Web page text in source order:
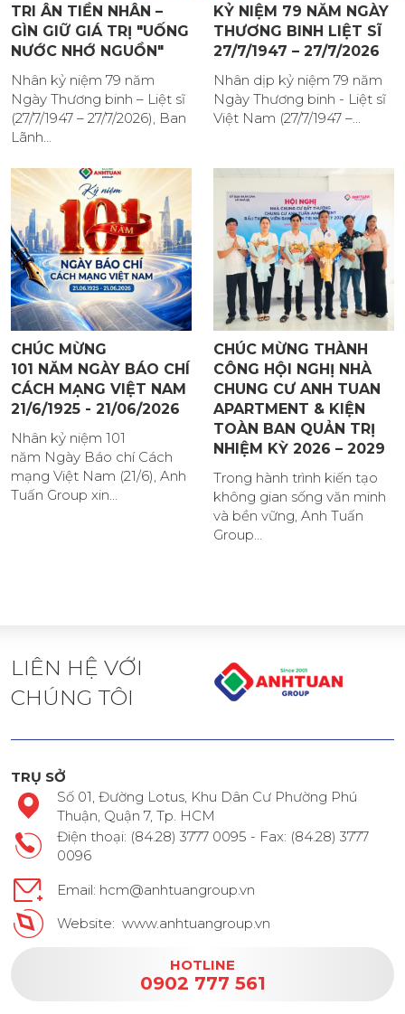
TRI ÂN TIỀN NHÂN –
GÌN GIỮ GIÁ TRỊ "UỐNG
NƯỚC NHỚ NGUỒN"
Nhân kỷ niệm 79 năm
Ngày Thương binh – Liệt sĩ
(27/7/1947 – 27/7/2026), Ban
Lãnh...
KỶ NIỆM 79 NĂM NGÀY
THƯƠNG BINH LIỆT SĨ
27/7/1947 – 27/7/2026
Nhân dịp kỷ niệm 79 năm
Ngày Thương binh - Liệt sĩ
Việt Nam (27/7/1947 –...
CHÚC MỪNG
101 NĂM NGÀY BÁO CHÍ
CÁCH MẠNG VIỆT NAM
21/6/1925 - 21/06/2026
Nhân kỷ niệm 101
năm Ngày Báo chí Cách
mạng Việt Nam (21/6), Anh
Tuấn Group xin...
CHÚC MỪNG THÀNH
CÔNG HỘI NGHỊ NHÀ
CHUNG CƯ ANH TUAN
APARTMENT & KIỆN
TOÀN BAN QUẢN TRỊ
NHIỆM KỲ 2026 – 2029
Trong hành trình kiến tạo
không gian sống văn minh
và bền vững, Anh Tuấn
Group...
LIÊN HỆ VỚI
CHÚNG TÔI
TRỤ SỞ
Số 01, Đường Lotus, Khu Dân Cư Phường Phú
Thuận, Quận 7, Tp. HCM
Điện thoại: (84.28) 3777 0095 - Fax: (84.28) 3777
0096
Email: hcm@anhtuangroup.vn
Website: www.anhtuangroup.vn
HOTLINE
0902 777 561